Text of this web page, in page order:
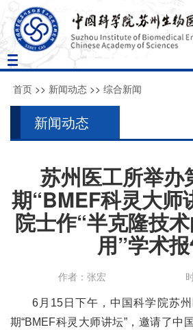
Toggle
navigation
首页 >> 新闻动态 >> 综合新闻
新闻动态
苏州医工所举办
期“BMEF科灵大师
院士作“半克隆技
用”学术
作者：张宏
6月15日下午，中国科学院苏
期“BMEF科灵大师讲坛”，邀请了中